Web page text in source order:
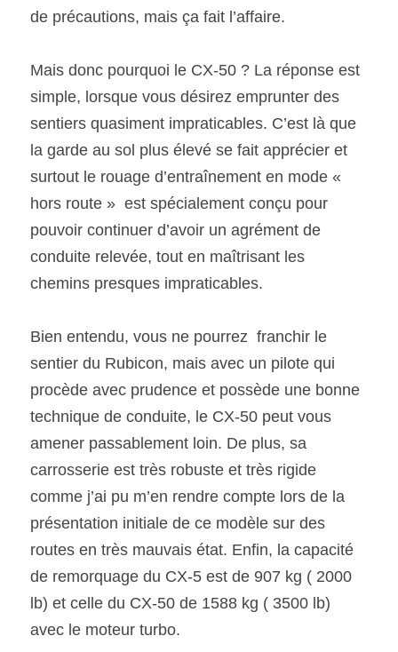
de précautions, mais ça fait l’affaire.
Mais donc pourquoi le CX-50 ? La réponse est
simple, lorsque vous désirez emprunter des
sentiers quasiment impraticables. C’est là que
la garde au sol plus élevé se fait apprécier et
surtout le rouage d’entraînement en mode «
hors route »  est spécialement conçu pour
pouvoir continuer d’avoir un agrément de
conduite relevée, tout en maîtrisant les
chemins presques impraticables.
Bien entendu, vous ne pourrez  franchir le
sentier du Rubicon, mais avec un pilote qui
procède avec prudence et possède une bonne
technique de conduite, le CX-50 peut vous
amener passablement loin. De plus, sa
carrosserie est très robuste et très rigide
comme j’ai pu m’en rendre compte lors de la
présentation initiale de ce modèle sur des
routes en très mauvais état. Enfin, la capacité
de remorquage du CX-5 est de 907 kg ( 2000
lb) et celle du CX-50 de 1588 kg ( 3500 lb)
avec le moteur turbo.